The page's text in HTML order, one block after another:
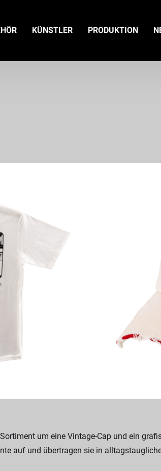
KÜNSTLER PRODUKTION
um eine Vintage-Cap und ein
auf und übertragen sie in